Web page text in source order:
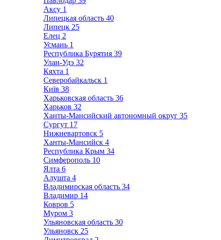
Аксу 1
Липецкая область 40
Липецк 25
Елец 2
Усмань 1
Республика Бурятия 39
Улан-Удэ 32
Кяхта 1
Северобайкальск 1
Київ 38
Харьковская область 36
Харьков 32
Ханты-Мансийский автономный округ 35
Сургут 17
Нижневартовск 5
Ханты-Мансийск 4
Республика Крым 34
Симферополь 10
Ялта 6
Алушта 4
Владимирская область 34
Владимир 14
Ковров 5
Муром 3
Ульяновская область 30
Ульяновск 25